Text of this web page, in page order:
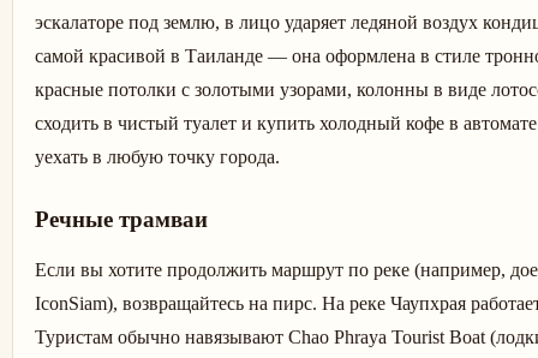
эскалаторе под землю, в лицо ударяет ледяной воздух
самой красивой в Таиланде — она оформлена в стиле
красные потолки с золотыми узорами, колонны в виде
сходить в чистый туалет и купить холодный кофе в
уехать в любую точку города.
Речные трамваи
Если вы хотите продолжить маршрут по реке (например,
IconSiam), возвращайтесь на пирс. На реке Чаупхрая
Туристам обычно навязывают Chao Phraya Tourist Boat